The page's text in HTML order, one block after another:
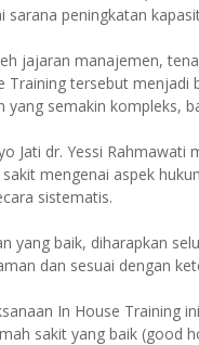
sarana peningkatan
jajaran manajemen,
Training tersebut
yang semakin kompleks,
Jati dr. Yessi
mengenai aspek
sistematis.
yang baik, diharapkan
dan sesuai dengan
In House Training
sakit yang baik (good